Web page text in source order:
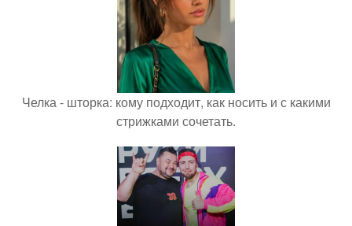
Челка - шторка: кому подходит, как носить и с какими
стрижками сочетать.